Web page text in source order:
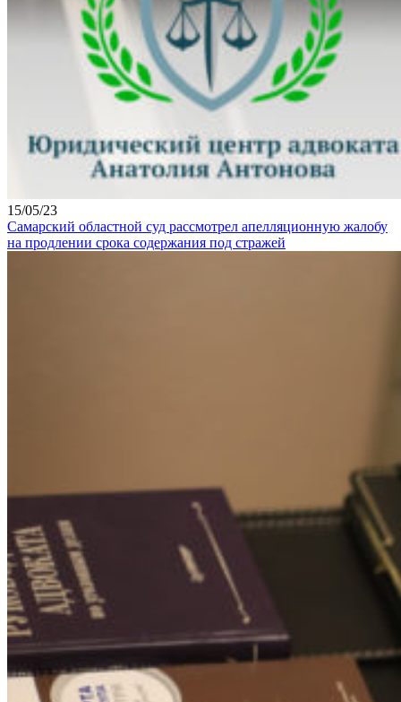
15/05/23
Самарский областной суд рассмотрел апелляционную жалобу
на продлении срока содержания под стражей